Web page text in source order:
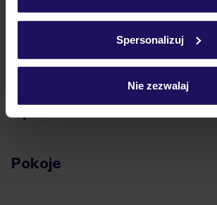
Szczegółowe informacje o plikach
Spersonalizuj
Nie zezwalaj
Hotel
Opinie
Pokoje